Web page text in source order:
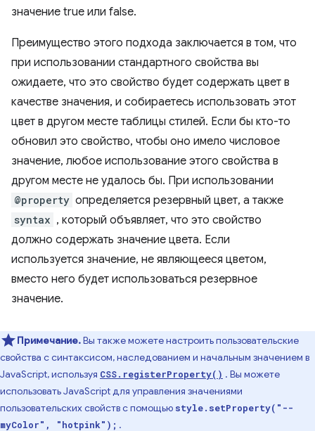
значение true или false.
Преимущество этого подхода заключается в том, что
при использовании стандартного свойства вы
ожидаете, что это свойство будет содержать цвет в
качестве значения, и собираетесь использовать этот
цвет в другом месте таблицы стилей. Если бы кто-то
обновил это свойство, чтобы оно имело числовое
значение, любое использование этого свойства в
другом месте не удалось бы. При использовании
@property определяется резервный цвет, а также
syntax , который объявляет, что это свойство
должно содержать значение цвета. Если
используется значение, не являющееся цветом,
вместо него будет использоваться резервное
значение.
Примечание.Вы также можете настроить пользовательские
свойства с синтаксисом, наследованием и начальным значением в
JavaScript, используя CSS.registerProperty() . Вы можете
использовать JavaScript для управления значениями
пользовательских свойств с помощью style.setProperty("--
myColor", "hotpink"); .